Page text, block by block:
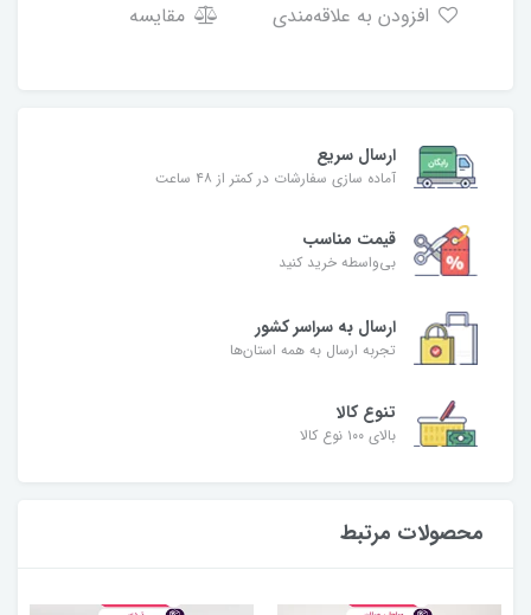
مقایسه
ارسال سریع
آماده سازی سفارشات در کمتر از ۴۸ ساعت
قیمت مناسب
بی‌واسطه خرید کنید
ارسال به سراسر کشور
تجربه ارسال به همه استان‌ها
تنوع کالا
بالای ۱۰۰ نوع کالا
محصولات مرتبط